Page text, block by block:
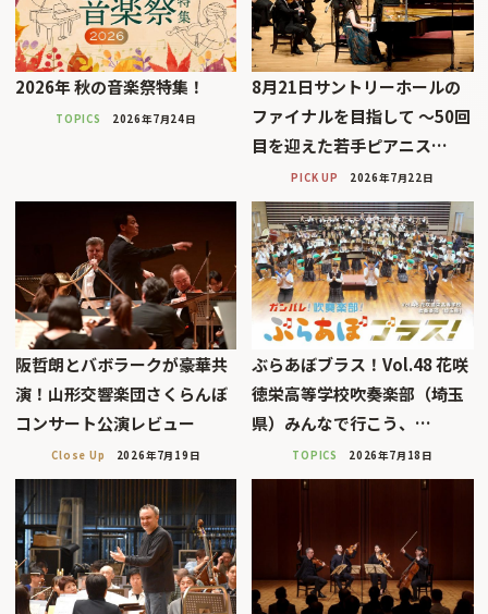
2026年 秋の音楽祭特集！
TOPICS 2026年7月24日
8月21日サントリーホールの
ファイナルを目指して 〜50回
目を迎えた若手ピアニス…
PICK UP 2026年7月22日
阪哲朗とバボラークが豪華共
演！山形交響楽団さくらんぼ
コンサート公演レビュー
Close Up 2026年7月19日
ぶらあぼブラス！Vol.48 花咲
徳栄高等学校吹奏楽部（埼玉
県）みんなで行こう、…
TOPICS 2026年7月18日